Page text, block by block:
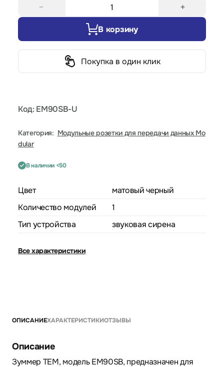
− +
В корзину
Покупка в один клик
Код: EM90SB-U
Категория: Модульные розетки для передачи данных Mo
dular
В наличии <50
Цвет
матовый черный
Количество модулей
1
Тип устройства
звуковая сирена
Все характеристики
ОПИСАНИЕХАРАКТЕРИСТИКИОТЗЫВЫ
Описание
Зуммер TEM, модель EM90SB, предназначен для